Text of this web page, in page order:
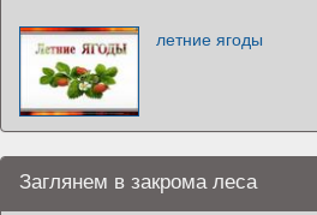
летние ягоды
Заглянем в закрома леса